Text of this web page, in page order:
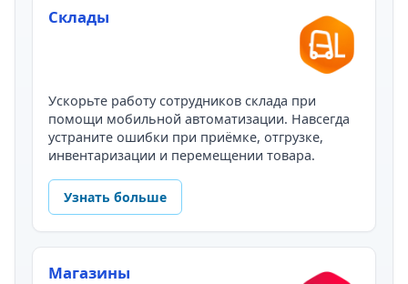
Склады
Ускорьте работу сотрудников склада при
помощи мобильной автоматизации. Навсегда
устраните ошибки при приёмке, отгрузке,
инвентаризации и перемещении товара.
Узнать больше
Магазины